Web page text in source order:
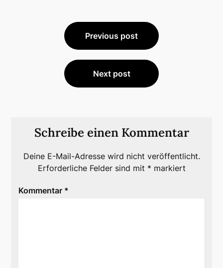
Beitragsnavigation
Previous post
Next post
Schreibe einen Kommentar
Deine E-Mail-Adresse wird nicht veröffentlicht.
Erforderliche Felder sind mit * markiert
Kommentar *